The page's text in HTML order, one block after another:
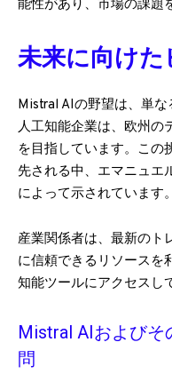
能性があり、市場の課題
未来に向けた
Mistral AIの野望は、単
人工知能企業は、欧州の
を目指しています。この
先される中、エマニュエ
によって示されています。
産業関係者は、最新のト
に信頼できるリソースを
知能ツールにアクセスし
Mistral AIおよびそ
問